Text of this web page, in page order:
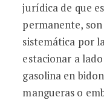
jurídica de que
permanente,
sistemática por
estacionar a
gasolina en
mangueras o